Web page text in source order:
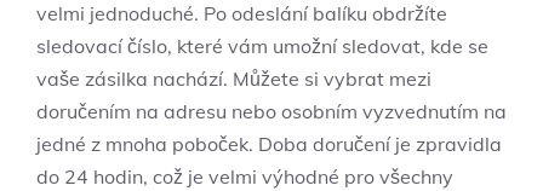
velmi jednoduché. Po odeslání balíku obdržíte
sledovací číslo, které vám umožní sledovat, kde se
vaše zásilka nachází. Můžete si vybrat mezi
doručením na adresu nebo osobním vyzvednutím na
jedné z mnoha poboček. Doba doručení je zpravidla
do 24 hodin, což je velmi výhodné pro všechny